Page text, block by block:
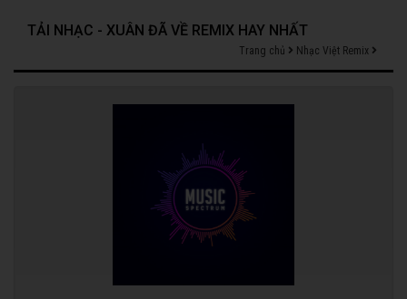
TẢI NHẠC - XUÂN ĐÃ VỀ REMIX HAY NHẤT
Trang chủ Nhạc Việt Remix